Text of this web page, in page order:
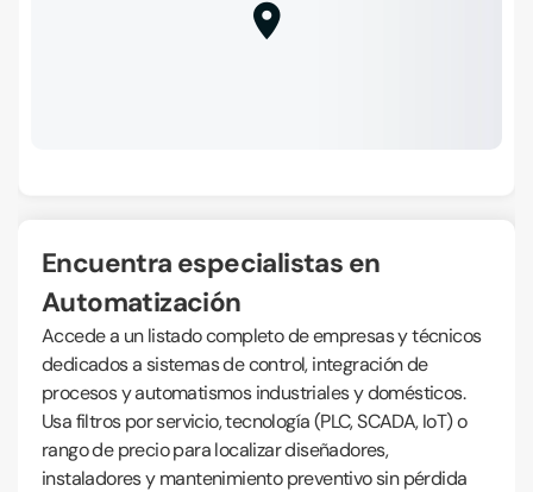
Encuentra especialistas en
Automatización
Accede a un listado completo de empresas y técnicos
dedicados a sistemas de control, integración de
procesos y automatismos industriales y domésticos.
Usa filtros por servicio, tecnología (PLC, SCADA, IoT) o
rango de precio para localizar diseñadores,
instaladores y mantenimiento preventivo sin pérdida